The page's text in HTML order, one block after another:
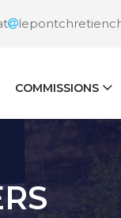
COMMISSIONS